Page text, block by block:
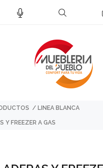
LINEA BLANCA
Y FREEZER A GAS